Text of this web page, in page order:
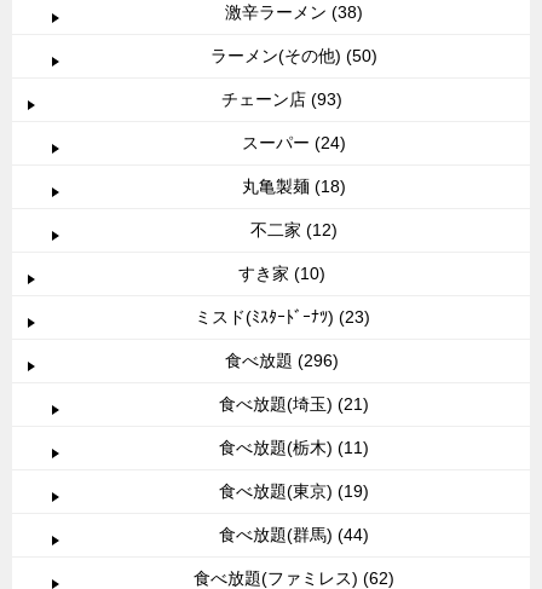
激辛ラーメン (38)
ラーメン(その他) (50)
チェーン店 (93)
スーパー (24)
丸亀製麺 (18)
不二家 (12)
すき家 (10)
ミスド(ﾐｽﾀｰﾄﾞｰﾅﾂ) (23)
食べ放題 (296)
食べ放題(埼玉) (21)
食べ放題(栃木) (11)
食べ放題(東京) (19)
食べ放題(群馬) (44)
食べ放題(ファミレス) (62)